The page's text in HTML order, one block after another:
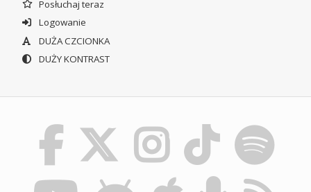
Posłuchaj teraz
Logowanie
DUŻA CZCIONKA
DUŻY KONTRAST